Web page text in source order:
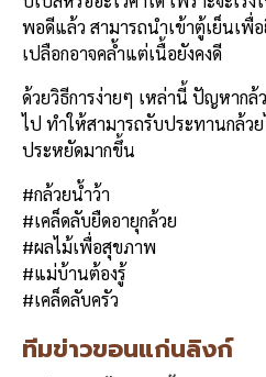
พอดีแล้ว สามารถนำเข้าตู้เย็นเพื่
เปลือกอาจคล้ำแต่เนื้อยังคงดี
ด้วยวิธีการง่ายๆ เหล่านี้ ปัญหาก
ไป ทำให้สามารถรับประทานกล้ว
ประหยัดมากขึ้น
#กล้วยน้ำว้า
#เคล็ดลับยืดอายุกล้วย
#ผลไม้เพื่อสุขภาพ
#แม่บ้านต้องรู้
#เคล็ดลับครัว
ทีมข่าวขอนแก่นลิงก์